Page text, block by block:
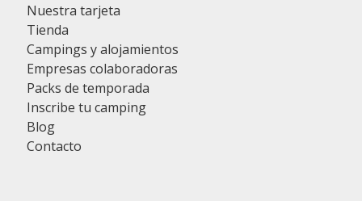
Nuestra tarjeta
Tienda
Campings y alojamientos
Empresas colaboradoras
Packs de temporada
Inscribe tu camping
Blog
Contacto